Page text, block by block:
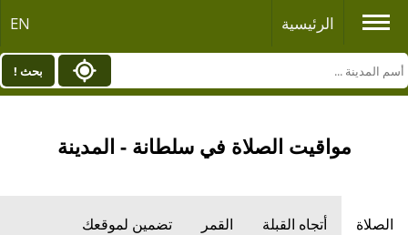
الرئيسية EN
بحث !
مواقيت الصلاة في سلطانة - المدينة
الصلاة أتجاه القبلة القمر تضمين لموقعك